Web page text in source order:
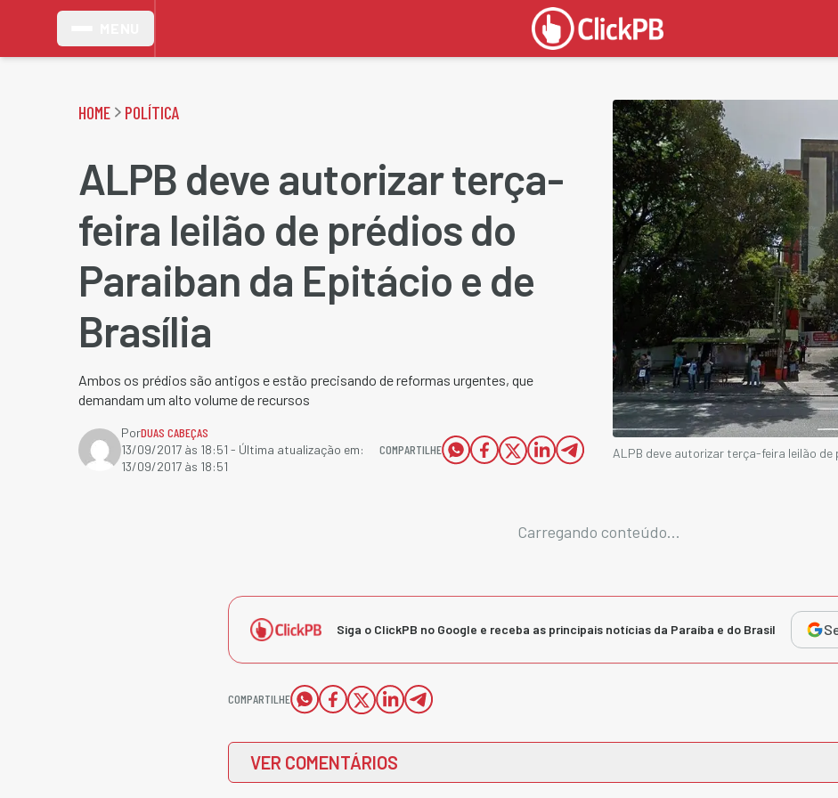
HOME POLÍTICA
ALPB deve autorizar terça-
feira leilão de prédios do
Paraiban da Epitácio e de
Brasília
Ambos os prédios são antigos e estão precisando de reformas urgentes, que
demandam um alto volume de recursos
PorDUAS CABEÇAS
13/09/2017 às 18:51 - Última atualização em:
13/09/2017 às 18:51
COMPARTILHE ALPB deve autorizar terça-feira leilão
Carregando conteúdo...
Siga o ClickPB no Google e receba as principais notícias da Paraíba e do Brasil
COMPARTILHE
VER COMENTÁRIOS